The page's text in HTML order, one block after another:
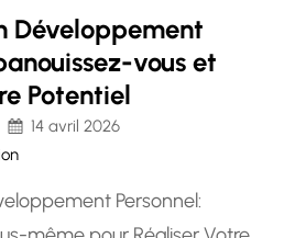
Développement
vous et
Potentiel
14 avril 2026
Personnel: